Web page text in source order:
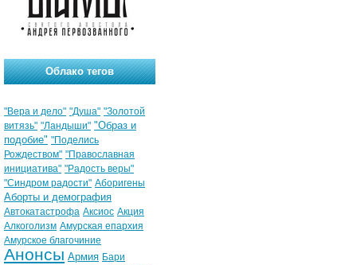
Облако тегов
"Вера и дело" "Душа" "Золотой
витязь" "Ландыши" "Образ и
подобие" "Поделись
Рождеством" "Православная
инициатива" "Радость веры"
"Синдром радости" Аборигены
Аборты и демография
Автокатастрофа Аксиос Акция
Алкоголизм Амурская епархия
Амурское благочиние
Анонсы Армия Бари